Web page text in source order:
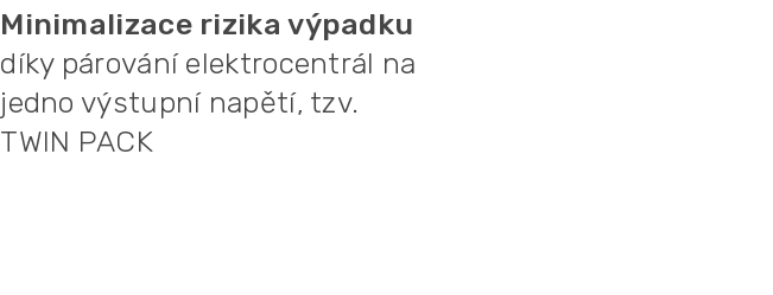
Minimalizace rizika výpadku
díky párování elektrocentrál na
jedno výstupní napětí, tzv.
TWIN PACK